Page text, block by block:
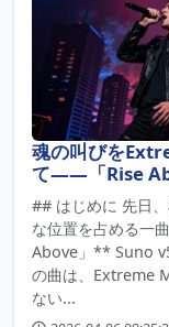
魂の叫びを
て――「Rise
## はじめに 先日
な位置を占める一
Above」** Suno
の曲は、Extreme
ない...